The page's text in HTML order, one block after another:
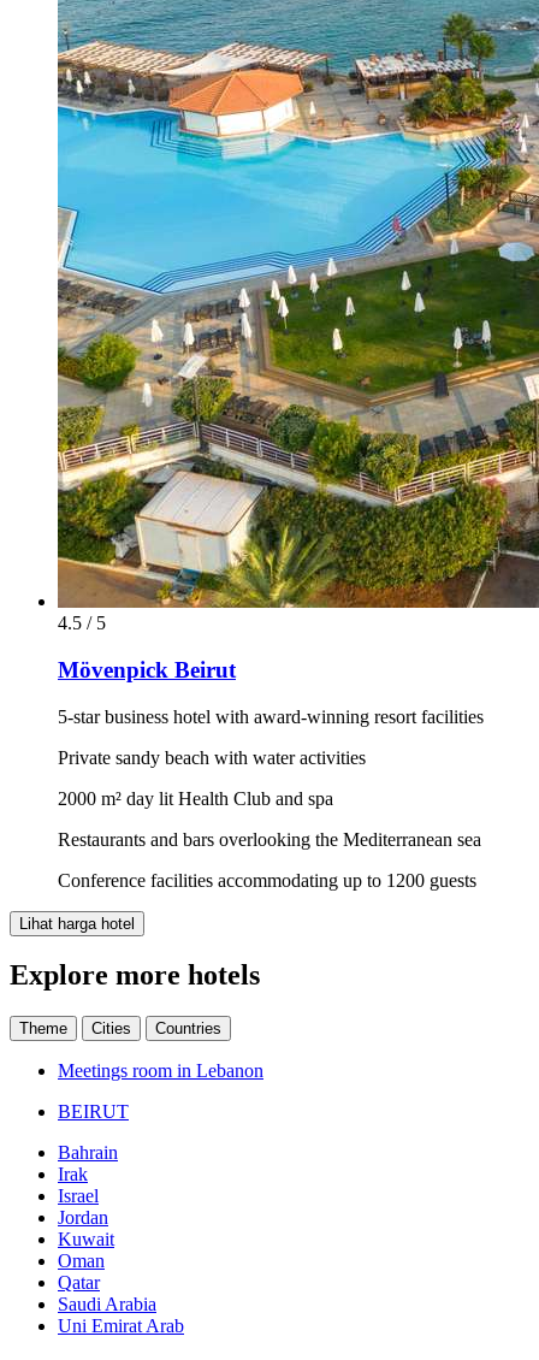
4.5 / 5
Mövenpick Beirut
5-star business hotel with award-winning resort facilities
Private sandy beach with water activities
2000 m² day lit Health Club and spa
Restaurants and bars overlooking the Mediterranean sea
Conference facilities accommodating up to 1200 guests
Lihat harga hotel
Explore more hotels
Theme Cities Countries
Meetings room in Lebanon
BEIRUT
Bahrain
Irak
Israel
Jordan
Kuwait
Oman
Qatar
Saudi Arabia
Uni Emirat Arab